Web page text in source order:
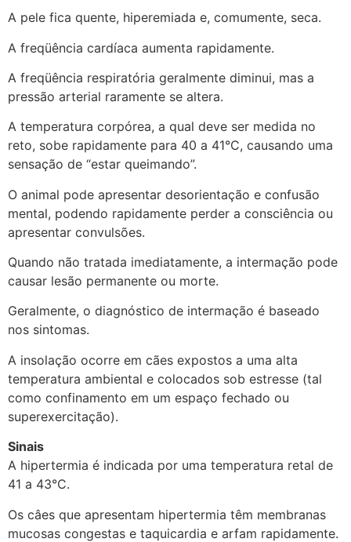
A pele fica quente, hiperemiada e, comumente, seca.
A freqüência cardíaca aumenta rapidamente.
A freqüência respiratória geralmente diminui, mas a
pressão arterial raramente se altera.
A temperatura corpórea, a qual deve ser medida no
reto, sobe rapidamente para 40 a 41°C, causando uma
sensação de “estar queimando”.
O animal pode apresentar desorientação e confusão
mental, podendo rapidamente perder a consciência ou
apresentar convulsões.
Quando não tratada imediatamente, a intermação pode
causar lesão permanente ou morte.
Geralmente, o diagnóstico de intermação é baseado
nos sintomas.
A insolação ocorre em cães expostos a uma alta
temperatura ambiental e colocados sob estresse (tal
como confinamento em um espaço fechado ou
superexercitação).
Sinais
A hipertermia é indicada por uma temperatura retal de
41 a 43°C.
Os câes que apresentam hipertermia têm membranas
mucosas congestas e taquicardia e arfam rapidamente.